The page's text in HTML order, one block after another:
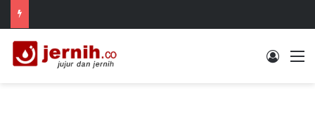
Log In